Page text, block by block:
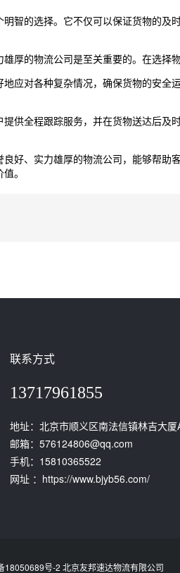
智的选择。它不仅可以保证货物的
厚的物流公司是至关重要的。在选择
应对各种复杂情况，确保货物的安
供全程跟踪服务，并在货物送达后
好、实力雄厚的物流公司，能够帮
。
联系方式
13717961855
地址：北京市顺义区南法信镇林吉大厦
邮箱：576124806@qq.com
手机：15810365522
网址 ：https://www.bjyb56.com/
18050689号-2 北京友邦速达物流有限公司